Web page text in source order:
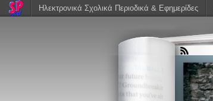
Ηλεκτρονικά Σχολικά Περιοδικά & Εφημερίδες